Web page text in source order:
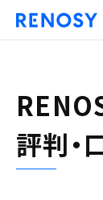
評判・